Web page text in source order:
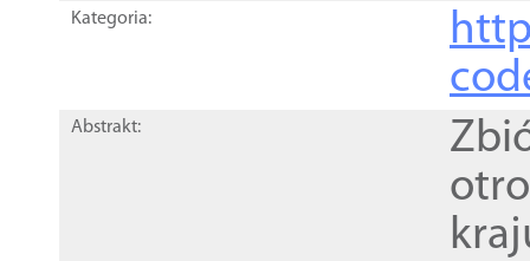
Kategoria:
Abstrakt: